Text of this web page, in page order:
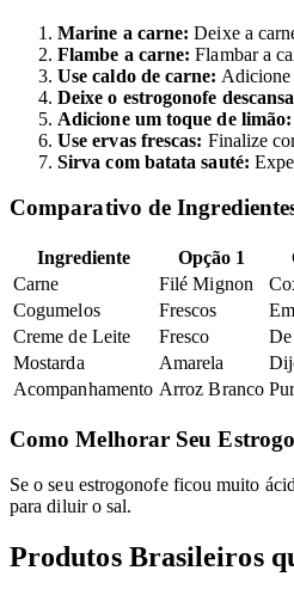
Marine a carne: Deixe a
Flambe a carne: Flambar a
Use caldo de carne: Adicione
Deixe o estrogonofe
Adicione um toque de limão:
Use ervas frescas: Finalize
Sirva com batata sauté:
Comparativo de
Ingrediente Opção 1
Carne
Filé Mignon
Cogumelos
Frescos
Creme de Leite
Fresco
Mostarda
Amarela
Acompanhamento Arroz Branco
Como Melhorar Seu
Se o seu estrogonofe ficou muito
para diluir o sal.
Produtos Brasileiros